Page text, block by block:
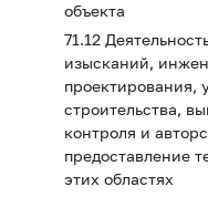
объекта
71.12
изысканий,
проектирования,
строительства,
контроля и
предоставление
этих областях